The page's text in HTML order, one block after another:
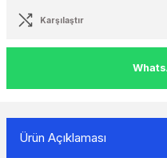
Karşılaştır
Ürün Açıklaması